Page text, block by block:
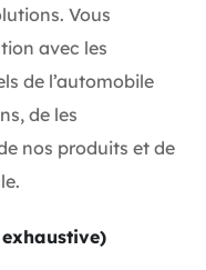
Vous
avec les
de l’automobile
de les
nos produits et de